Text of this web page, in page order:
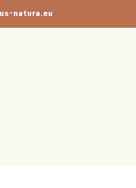
natura.eu